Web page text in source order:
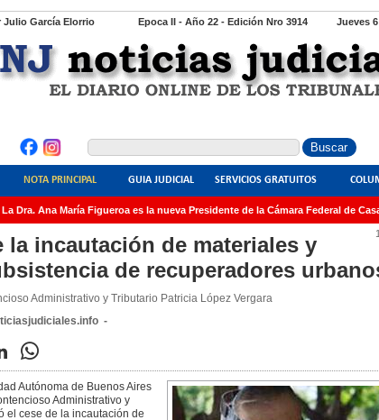
Julio García Elorrio Jueves
Epoca II - Año 22 - Edición Nro 3914
NOTA PRINCIPAL GUIA JUDICIAL SERVICIOS GRATUITOS
Dra. Ana María Figueroa es la nueva Presidente de la Cámara Federal de
la incautación de materiales y
de recuperadores
Administrativo y Tributario Patricia López Vergara
-
Autónoma de Buenos Aires
Administrativo y
el cese de la incautación de